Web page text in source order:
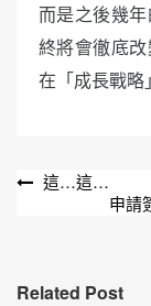
而是之後幾
終將會徹底
在「成長戰略
文
覽
這…這…
申請
Related Post